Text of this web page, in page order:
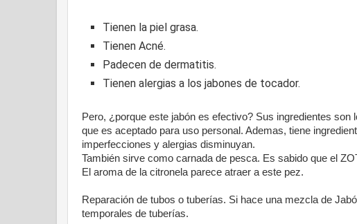
Tienen la piel grasa.
Tienen Acné.
Padecen de dermatitis.
Tienen alergias a los jabones de tocador.
Pero, ¿porque este jabón es efectivo? Sus ingredientes son
que es aceptado para uso personal. Ademas, tiene
imperfecciones y alergias disminuyan.
También sirve como carnada de pesca. Es sabido que el
El aroma de la citronela parece atraer a este pez.
Reparación de tubos o tuberías. Si hace una mezcla de
temporales de tuberías.